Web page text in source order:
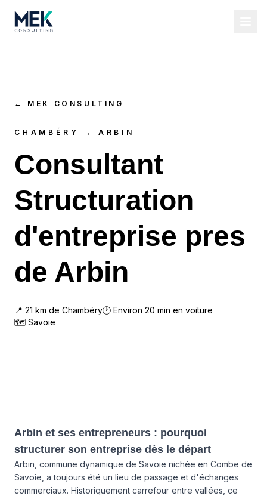
← MEK CONSULTING
CHAMBÉRY → ARBIN
Consultant
Structuration
d'entreprise pres
de Arbin
📍 21 km de Chambéry🕐 Environ 20 min en voiture
🗺 Savoie
Arbin et ses entrepreneurs : pourquoi
structurer son entreprise dès le départ
Arbin, commune dynamique de Savoie nichée en Combe de
Savoie, a toujours été un lieu de passage et d'échanges
commerciaux. Historiquement carrefour entre vallées, ce